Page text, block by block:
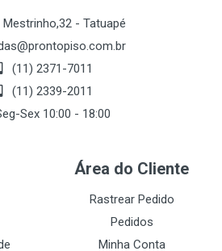
Mestrinho,32 - Tatuapé
(11) 2371-7011
(11) 2339-2011
Sex 10:00 - 18:00
Área do Cliente
Rastrear Pedido
Pedidos
Minha Conta